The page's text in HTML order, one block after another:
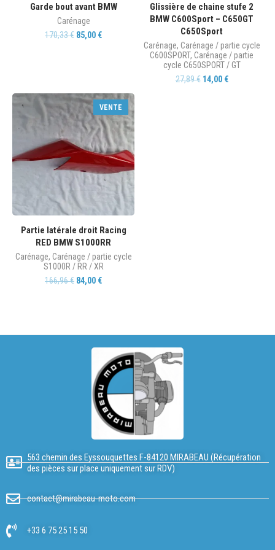
Garde bout avant BMW
Carénage
170,33€ 85,00 €
Glissière de chaine stufe 2
BMW C600Sport – C650GT
C650Sport
Carénage, Carénage / partie cycle
C600SPORT, Carénage / partie
cycle C650SPORT / GT
27,89€ 14,00 €
VENTE
Partie latérale droit Racing
RED BMW S1000RR
Carénage, Carénage / partie cycle
S1000R / RR / XR
166,96€ 84,00 €
563 chemin des Eyssouquettes F-84120 MIRABEAU (Récupération
des pièces sur place uniquement sur RDV)
contact@mirabeau-moto.com
+33 6 75 25 15 50